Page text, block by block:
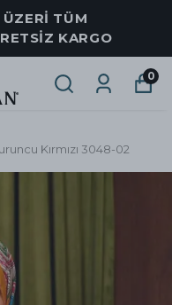
TÜM
KARGO
0
Kırmızı 3048-02